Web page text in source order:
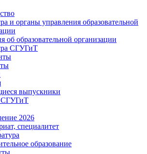
и органы управления образовательной
об образовательной организации
СГУГиТ
выпускники
СГУГиТ
2026
специалитет
образование